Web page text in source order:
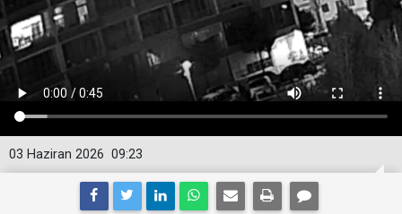
09:23
03 Haziran 2026